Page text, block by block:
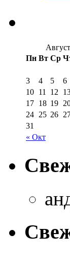
Пн Вт Ср
« Окт
3
4 5 6
10 11 12
17 18 19
24 25 26
31